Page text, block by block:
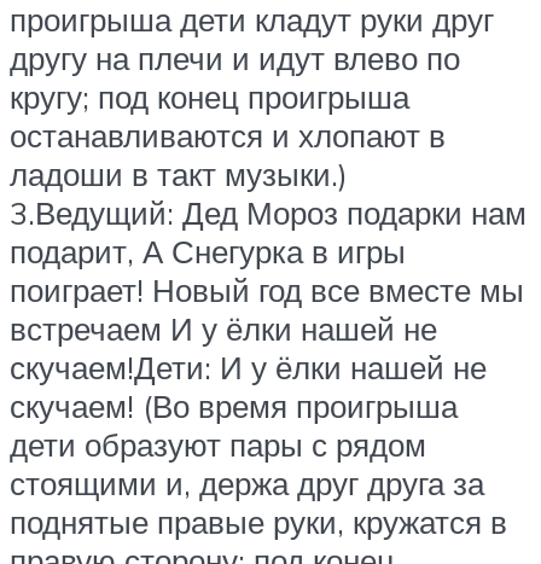
проигрыша дети кладут руки друг
другу на плечи и идут влево по
кругу; под конец проигрыша
останавливаются и хлопают в
ладоши в такт музыки.)
3.Ведущий: Дед Мороз подарки нам
подарит, А Снегурка в игры
поиграет! Новый год все вместе мы
встречаем И у ёлки нашей не
скучаем!Дети: И у ёлки нашей не
скучаем! (Во время проигрыша
дети образуют пары с рядом
стоящими и, держа друг друга за
поднятые правые руки, кружатся в